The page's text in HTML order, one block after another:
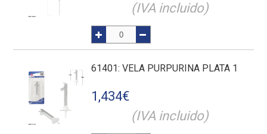
(IVA incluido)
61401: VELA PURPURINA PLATA 1
1,434€
(IVA incluido)